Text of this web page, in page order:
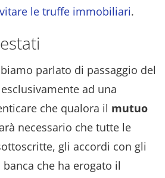
le truffe immobiliari.
parlato di passaggio del
ad una
che qualora il mutuo
necessario che tutte le
gli accordi con gli
che ha erogato il